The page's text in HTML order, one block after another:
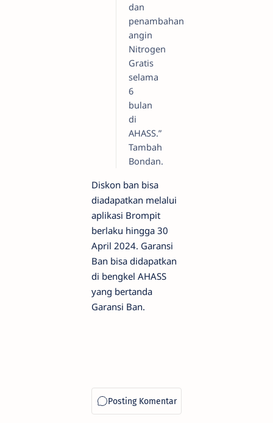
dan
penambahan
angin
Nitrogen
Gratis
selama
6
bulan
di
AHASS.”
Tambah
Bondan.
Diskon ban bisa
diadapatkan melalui
aplikasi Brompit
berlaku hingga 30
April 2024. Garansi
Ban bisa didapatkan
di bengkel AHASS
yang bertanda
Garansi Ban.